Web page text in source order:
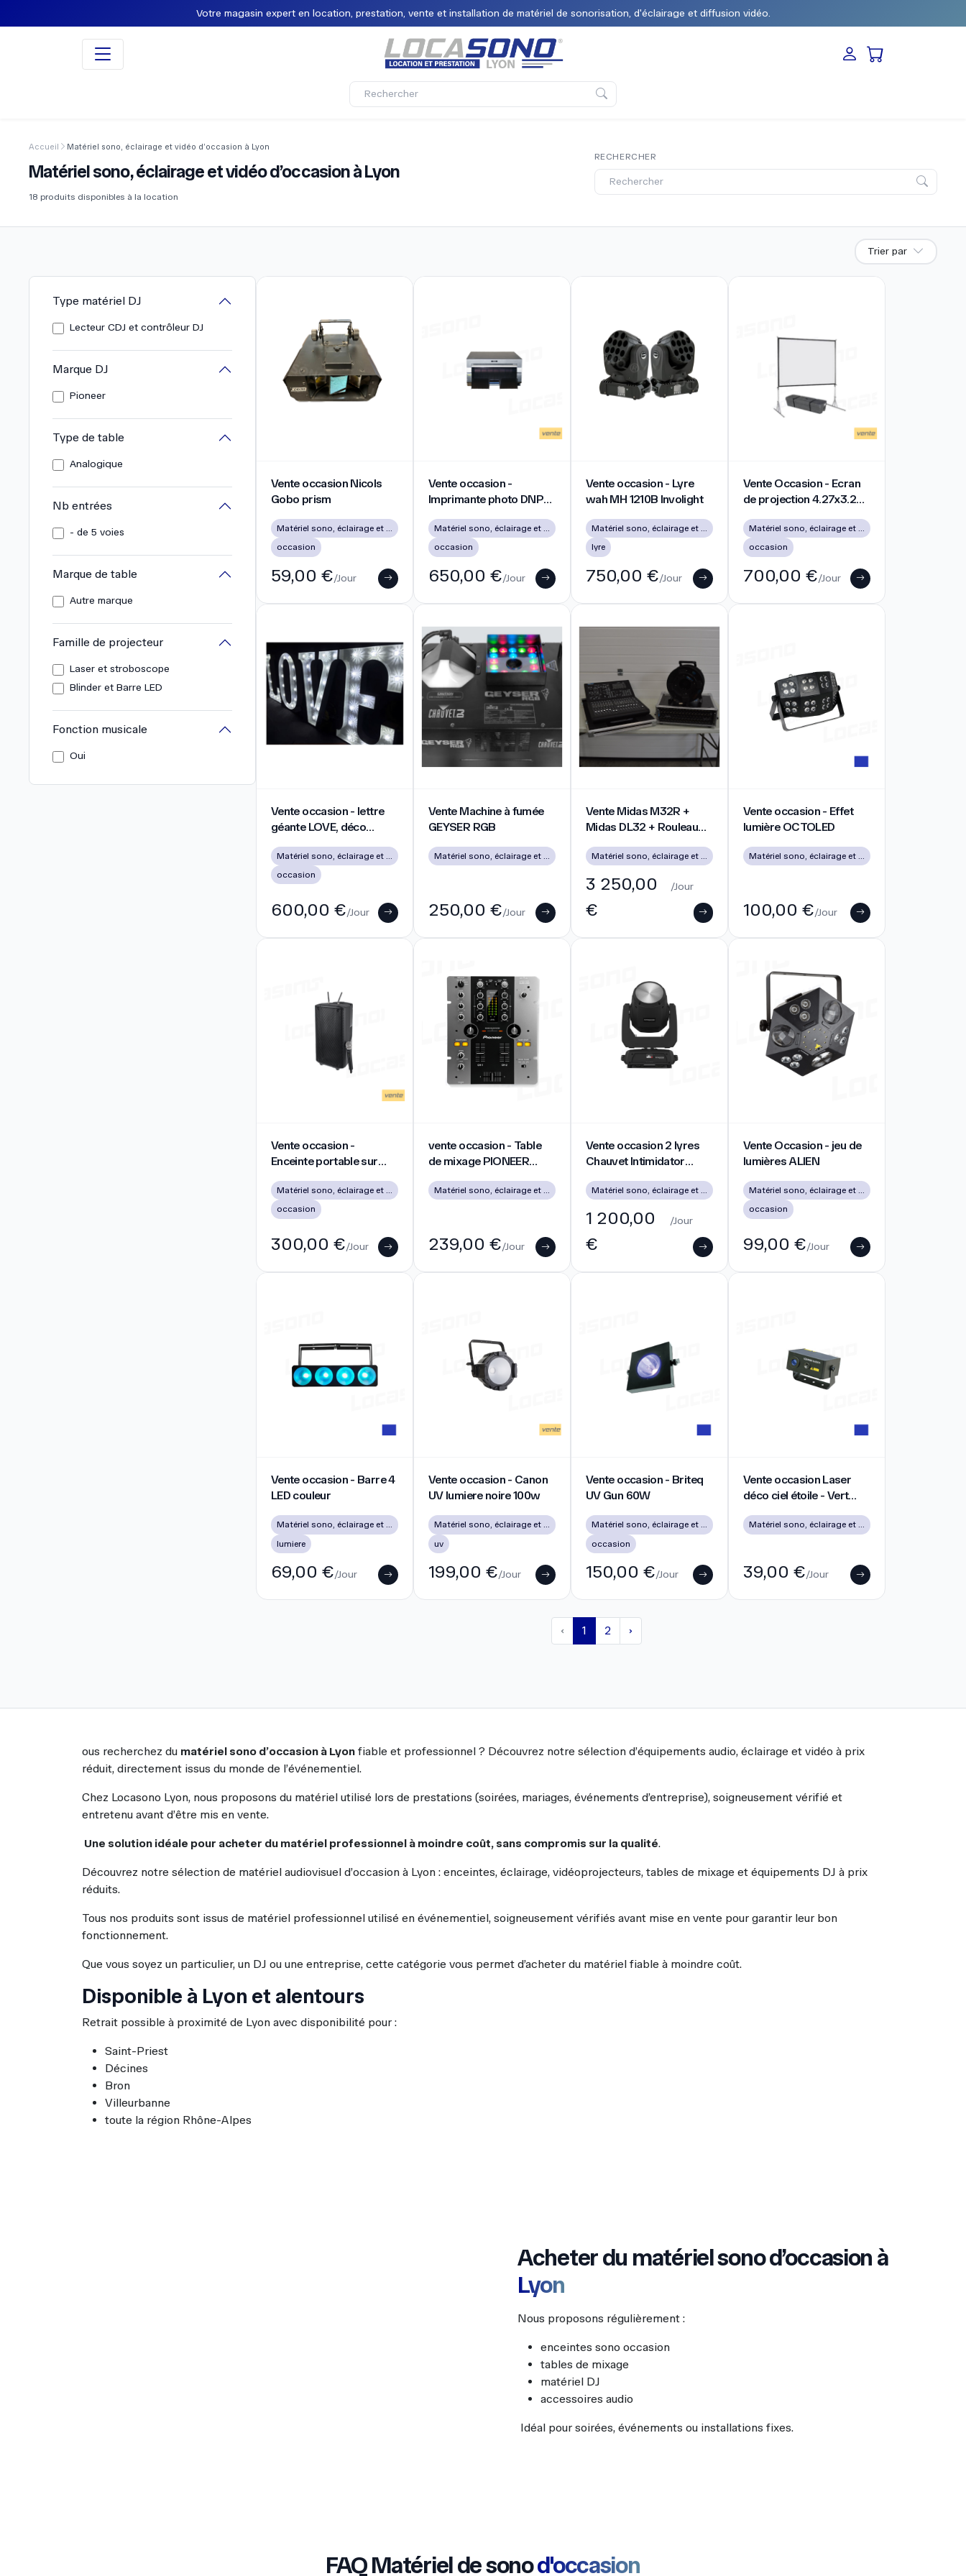
Votre magasin expert en location, prestation, vente et installation de matériel de sonorisation, d'éclairage et diffusion vidéo.
Accueil Matériel sono, éclairage et vidéo d’occasion à Lyon
Matériel sono, éclairage et vidéo d’occasion à Lyon
18 produits disponibles à la location
RECHERCHER
Trier par
Type matériel DJ
Lecteur CDJ et contrôleur DJ
Marque DJ
Pioneer
Type de table
Analogique
Nb entrées
- de 5 voies
Marque de table
Autre marque
Famille de projecteur
Laser et stroboscope
Blinder et Barre LED
Fonction musicale
Oui
Vente occasion Nicols
Gobo prism
Matériel sono, éclairage et vidéo d’occasion à Lyon
occasion
59,00 €/Jour
Vente occasion -
Imprimante photo DNP
Matériel sono, éclairage et vidéo d’occasion à Lyon
occasion
650,00 €/Jour
Vente occasion - Lyre
wah MH 1210B Involight
Matériel sono, éclairage et vidéo d’occasion à Lyon
lyre
750,00 €/Jour
Vente Occasion - Ecran
de projection 4.27x3.2M
Matériel sono, éclairage et vidéo d’occasion à Lyon
occasion
700,00 €/Jour
Vente occasion - lettre
géante LOVE, déco
occasion
600,00 €/Jour
Vente Machine à fumée
GEYSER RGB
250,00 €/Jour
Vente Midas M32R +
Midas DL32 + Rouleau
3 250,00
€
/Jour
Vente occasion - Effet
lumière OCTOLED
100,00 €/Jour
Vente occasion -
Enceinte portable sur
garantie
Matériel sono, éclairage et vidéo d’occasion à Lyon
occasion
300,00 €/Jour
vente occasion - Table
de mixage PIONEER
Matériel sono, éclairage et vidéo d’occasion à Lyon
239,00 €/Jour
Vente occasion 2 lyres
Chauvet Intimidator
Matériel sono, éclairage et vidéo d’occasion à Lyon
1 200,00
€
/Jour
Vente Occasion - jeu de
lumières ALIEN
Matériel sono, éclairage et vidéo d’occasion à Lyon
occasion
99,00 €/Jour
Vente occasion - Barre 4
LED couleur
Matériel sono, éclairage et vidéo d’occasion à Lyon
lumiere
69,00 €/Jour
Vente occasion - Canon
UV lumiere noire 100w
Matériel sono, éclairage et vidéo d’occasion à Lyon
uv
199,00 €/Jour
Vente occasion - Briteq
UV Gun 60W
Matériel sono, éclairage et vidéo d’occasion à Lyon
occasion
150,00 €/Jour
Vente occasion Laser
déco ciel étoile - Vert
Matériel sono, éclairage et vidéo d’occasion à Lyon
39,00 €/Jour
‹ 1 2 ›
ous recherchez du matériel sono d’occasion à Lyon fiable et professionnel ? Découvrez notre sélection d’équipements audio, éclairage et vidéo à prix
réduit, directement issus du monde de l’événementiel.
Chez Locasono Lyon, nous proposons du matériel utilisé lors de prestations (soirées, mariages, événements d’entreprise), soigneusement vérifié et
entretenu avant d’être mis en vente.
Une solution idéale pour acheter du matériel professionnel à moindre coût, sans compromis sur la qualité.
Découvrez notre sélection de matériel audiovisuel d’occasion à Lyon : enceintes, éclairage, vidéoprojecteurs, tables de mixage et équipements DJ à prix
réduits.
Tous nos produits sont issus de matériel professionnel utilisé en événementiel, soigneusement vérifiés avant mise en vente pour garantir leur bon
fonctionnement.
Que vous soyez un particulier, un DJ ou une entreprise, cette catégorie vous permet d’acheter du matériel fiable à moindre coût.
Disponible à Lyon et alentours
Retrait possible à proximité de Lyon avec disponibilité pour :
Saint-Priest
Décines
Bron
Villeurbanne
toute la région Rhône-Alpes
Acheter du matériel sono d’occasion à
Lyon
Nous proposons régulièrement :
enceintes sono occasion
tables de mixage
matériel DJ
accessoires audio
Idéal pour soirées, événements ou installations fixes.
FAQ Matériel de sonod'occasion